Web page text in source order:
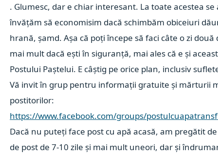
. Glumesc, dar e chiar interesant. La toate acestea
învățăm să economisim dacă schimbăm obiceiuri
hrană, șamd. Așa că poți începe să faci câte o zi două
mai mult dacă ești în siguranță, mai ales că e și
Postului Paștelui. E câștig pe orice plan, inclusiv
Vă invit în grup pentru informații gratuite și mărturii
postitorilor:
https://www.facebook.com/groups/
Dacă nu puteți face post cu apă acasă, am pregătit
de post de 7-10 zile și mai mult uneori, dar și